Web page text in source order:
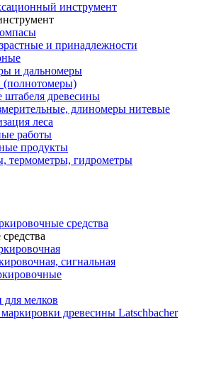
инструмент
и принадлежности
и дальномеры
(полнотомеры)
штабеля древесины
длиномеры нитевые
леса
работы
продукты
термометры, гидрометры
средства
сигнальная
для мелков
древесины Latschbacher